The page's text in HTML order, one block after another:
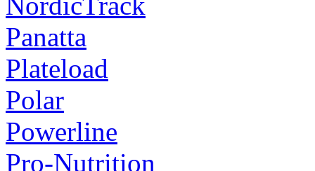
Panatta
Plateload
Polar
Powerline
Pro-Nutrition